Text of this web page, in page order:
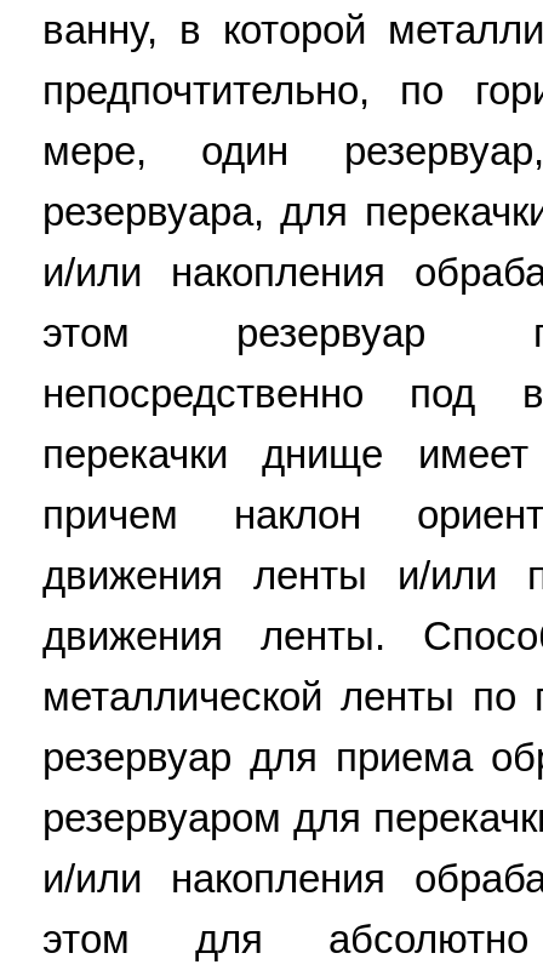
ванну, в которой
предпочтительно, по
мере, один
резервуара, для
и/или накопления
этом резервуар
непосредственно
перекачки днище
причем наклон
движения ленты и/или
движения ленты.
металлической ленты по
резервуар для приема
резервуаром для
и/или накопления
этом для абсолютно